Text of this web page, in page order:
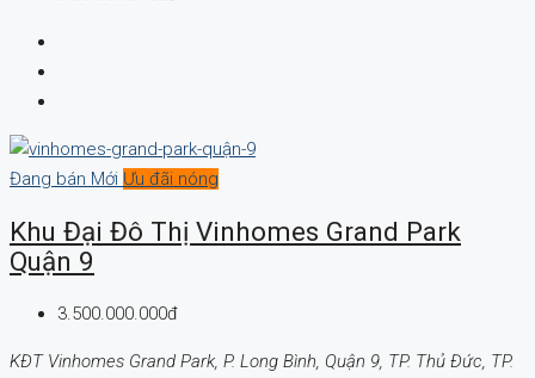
Đang bán Mới Ưu đãi nóng
Khu Đại Đô Thị Vinhomes Grand Park
Quận 9
3.500.000.000đ
KĐT Vinhomes Grand Park, P. Long Bình, Quận 9, TP. Thủ Đức, TP.